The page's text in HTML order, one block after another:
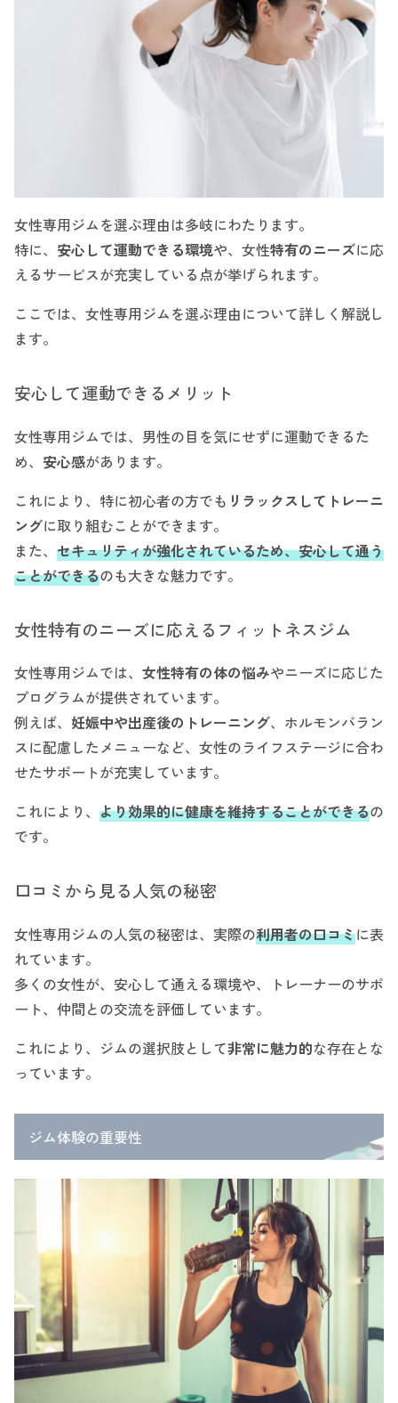
女性専用ジムを選ぶ理由は多岐にわたります。
特に、 安心して運動できる環境や、女性特有のニーズに応
えるサービスが充実している点が挙げられます。
ここでは、女性専用ジムを選ぶ理由について詳しく解説し
ます。
安心して運動できるメリット
女性専用ジムでは、男性の目を気にせずに運動できるた
め、 安心感があります。
これにより、特に初心者の方でも リラックスしてトレーニ
ングに取り組むことができます。
また、 セキュリティが強化されているため、安心して通う
ことができるのも大きな魅力です。
女性特有のニーズに応えるフィットネスジム
女性専用ジムでは、 女性特有の体の悩みやニーズに応じた
プログラムが提供されています。
例えば、 妊娠中や出産後のトレーニング、ホルモンバラン
スに配慮したメニューなど、女性のライフステージに合わ
せたサポートが充実しています。
これにより、 より効果的に健康を維持することができるの
です。
口コミから見る人気の秘密
女性専用ジムの人気の秘密は、実際の利用者の口コミに表
れています。
多くの女性が、安心して通える環境や、トレーナーのサポ
ート、仲間との交流を評価しています。
これにより、ジムの選択肢として非常に魅力的な存在とな
っています。
ジム体験の重要性